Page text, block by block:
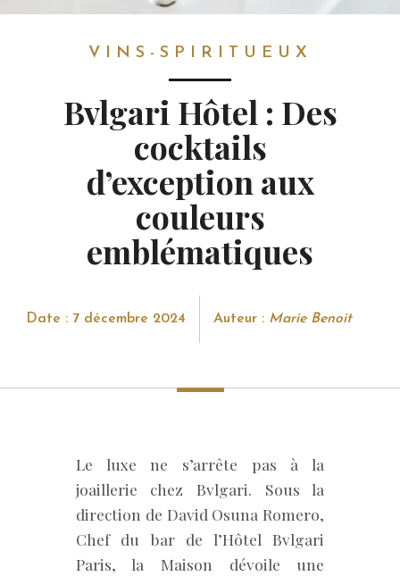
VINS-SPIRITUEUX
Bvlgari Hôtel : Des
cocktails
d’exception aux
couleurs
emblématiques
Date : 7 décembre 2024 Auteur : Marie Benoit
Le luxe ne s’arrête pas à la
joaillerie chez Bvlgari. Sous la
direction de David Osuna Romero,
Chef du bar de l’Hôtel Bvlgari
Paris, la Maison dévoile une